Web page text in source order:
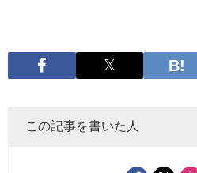
この記事を書いた人